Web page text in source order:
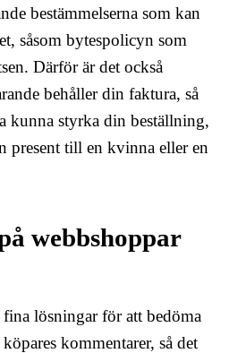
bestämmelserna som kan
såsom bytespolicyn som
Därför är det också
behåller din faktura, så
kunna styrka din beställning,
present till en kvinna eller en
webbshoppar
lösningar för att bedöma
kommentarer, så det